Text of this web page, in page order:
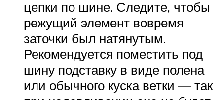
цепки по шине. Следите, чтобы
режущий элемент вовремя
заточки был натянутым.
Рекомендуется поместить под
шину подставку в виде полена
или обычного куска ветки — так